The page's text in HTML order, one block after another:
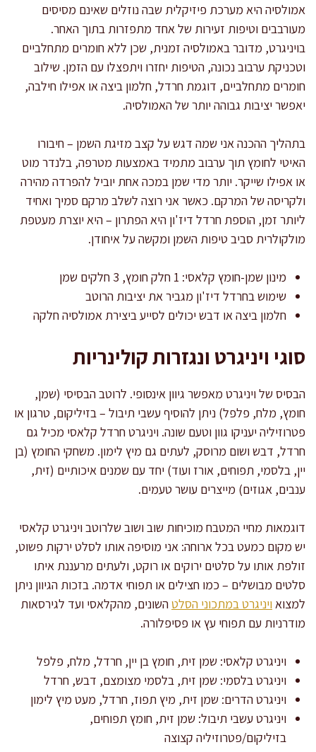
אמולסיה היא מערכת פיזיקלית שבה נוזלים שאינם מסיסים
מעורבבים וטיפות זעירות של אחד מתפזרות בתוך האחר.
בויניגרט, מדובר באמולסיה זמנית, שכן ללא חומרים מתחלביים
וטכניקת ערבוב נכונה, הטיפות יחזרו ויתפצלו עם הזמן. שילוב
חומרים מתחלביים, דוגמת חרדל, חלמון ביצה או אפילו חילבה,
יאפשר יציבות גבוהה יותר של האמולסיה.
בתהליך ההכנה אני שמה דגש על קצב מזיגת השמן – חיבורו
האיטי לחומץ תוך ערבוב מתמיד באמצעות מטרפה, בלנדר מוט
או אפילו שייקר. יותר מדי שמן במכה אחת יוביל להפרדה מהירה
ולקריסה של המרקם. כאשר אני רוצה לשלב מרקם סמיך ואחיד
ליותר זמן, הוספת חרדל דיז'ון היא הפתרון – היא יוצרת מעטפת
מולקולרית סביב טיפות השמן ומקשה על איחודן.
מינון שמן-חומץ קלאסי: 1 חלק חומץ, 3 חלקים שמן
שימוש בחרדל דיז'ון מגביר את יציבות הרוטב
חלמון ביצה או דבש יכולים לסייע ביצירת אמולסיה חלקה
סוגי ויניגרט ונגזרות קולינריות
הבסיס של ויניגרט מאפשר גיוון אינסופי. לרוטב הבסיסי (שמן,
חומץ, מלח, פלפל) ניתן להוסיף עשבי תיבול – בזיליקום, טרגון או
פטרוזיליה יעניקו גוון וטעם שונה. ויניגרט חרדל קלאסי מכיל גם
חרדל, דבש ושום מרוסק, לעתים גם מיץ לימון. משחקי החומץ (בן
יין, בלסמי, תפוחים, אורז ועוד) יחד עם שמנים איכותיים (זית,
ענבים, אגוזים) מייצרים עושר טעמים.
דוגמאות מחיי המטבח מוכיחות שוב ושוב שלרוטב ויניגרט קלאסי
יש מקום כמעט בכל ארוחה: אני מוסיפה אותו לסלט ירקות פשוט,
זולפת אותו על סלטים ירוקים או רוקט, ולעתים מרעננת איתו
סלטים מבושלים – כמו חצילים או תפוחי אדמה. בזכות הגיוון ניתן
למצוא ויניגרט במתכוני הסלטהשונים, מהקלאסי ועד לגירסאות
מודרניות עם תפוחי עץ או פסיפלורה.
ויניגרט קלאסי: שמן זית, חומץ בן יין, חרדל, מלח, פלפל
ויניגרט בלסמי: שמן זית, בלסמי מצומצם, דבש, חרדל
ויניגרט הדרים: שמן זית, מיץ תפוז, חרדל, מעט מיץ לימון
ויניגרט עשבי תיבול: שמן זית, חומץ תפוחים,
בזיליקום/פטרוזיליה קצוצה